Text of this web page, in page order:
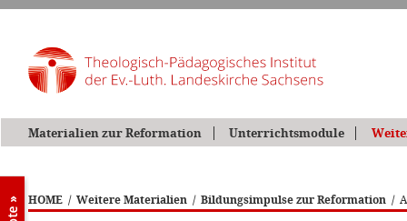
Materialien zur Reformation Unterrichtsmodule
HOME / Weitere Materialien / Bildungsimpulse zur Reformation /